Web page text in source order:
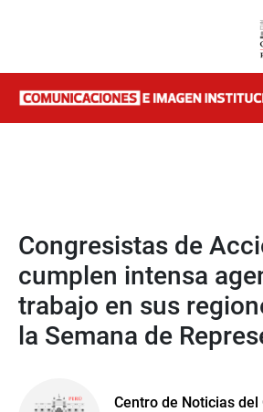
Congresistas de
cumplen intensa
trabajo en sus
la Semana de
Centro de Noticias del